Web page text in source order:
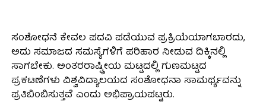
ಸಂಶೋಧನೆ ಕೇವಲ ಪದವಿ ಪಡೆಯುವ ಪ್ರಕ್ರಿಯೆಯಾಗಬಾರದು,
ಅದು ಸಮಾಜದ ಸಮಸ್ಯೆಗಳಿಗೆ ಪರಿಹಾರ ನೀಡುವ ದಿಕ್ಕಿನಲ್ಲಿ
ಸಾಗಬೇಕು. ಅಂತರರಾಷ್ಟ್ರೀಯ ಮಟ್ಟದಲ್ಲಿ ಗುಣಮಟ್ಟದ
ಪ್ರಕಟಣೆಗಳು ವಿಶ್ವವಿದ್ಯಾಲಯದ ಸಂಶೋಧನಾ ಸಾಮರ್ಥ್ಯವನ್ನು
ಪ್ರತಿಬಿಂಬಿಸುತ್ತವೆ ಎಂದು ಅಭಿಪ್ರಾಯಪಟ್ಟರು.